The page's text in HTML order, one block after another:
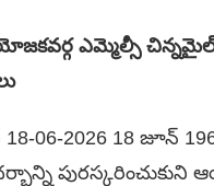
ఎమ్మెల్సీ చిన్నమైల్‌
06-2026 18 జూన్
పురస్కరించుకుని